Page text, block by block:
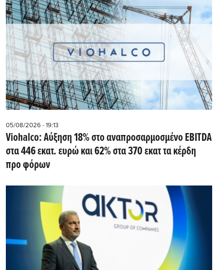
05/08/2026 - 19:13
Viohalco: Αύξηση 18% στο αναπροσαρμοσμένο EBITDA
στα 446 εκατ. ευρώ και 62% στα 370 εκατ τα κέρδη
προ φόρων